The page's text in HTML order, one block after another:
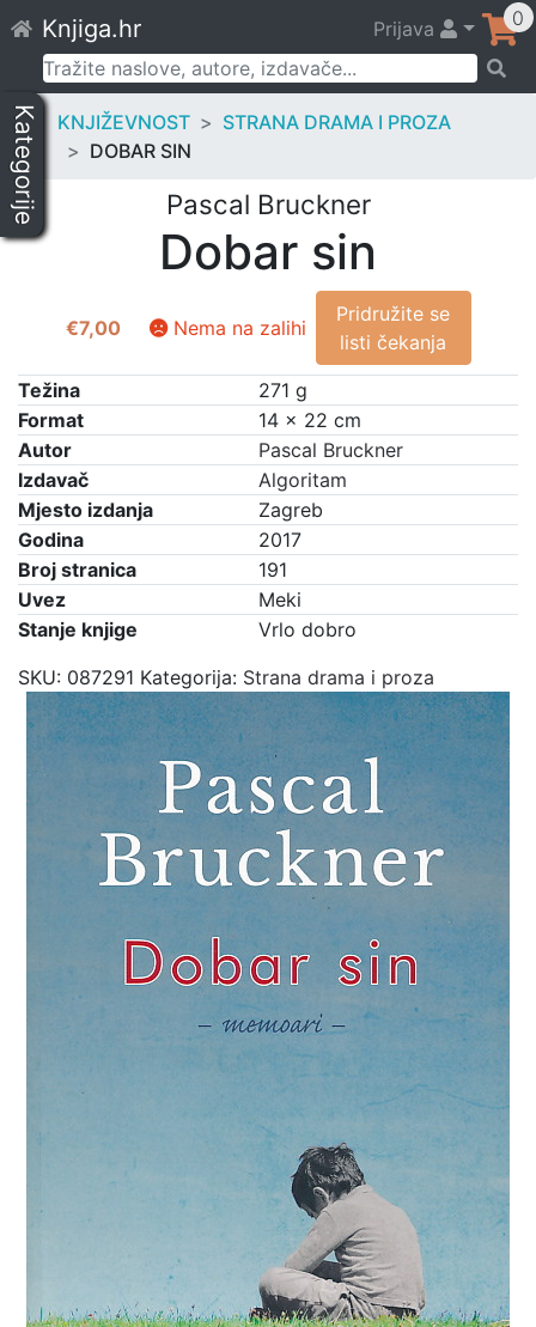
to
content
Knjiga.hr Prijava 0
Pretraži:
Kategorije KNJIŽEVNOST
STRANA DRAMA I PROZA
DOBAR SIN
Pascal Bruckner
Dobar sin
€7,00 Nema na zalihi
Pridružite se
listi čekanja
Težina
271 g
Format
14 × 22 cm
Autor
Pascal Bruckner
Izdavač
Algoritam
Mjesto izdanja
Zagreb
Godina
2017
Broj stranica
191
Uvez
Meki
Stanje knjige
Vrlo dobro
SKU: 087291 Kategorija: Strana drama i proza